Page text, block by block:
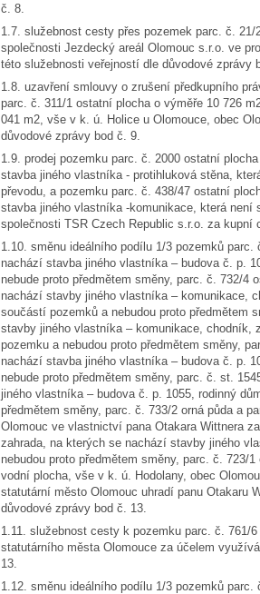
č. 8.
1.7. služebnost cesty přes pozemek parc. č.
společnosti Jezdecký areál Olomouc s.r.o. ve
této služebnosti veřejností dle důvodové zprávy
1.8. uzavření smlouvy o zrušení předkupního
parc. č. 311/1 ostatní plocha o výměře 10 726
041 m2, vše v k. ú. Holice u Olomouce, obec
důvodové zprávy bod č. 9.
1.9. prodej pozemku parc. č. 2000 ostatní
stavba jiného vlastníka - protihluková stěna,
převodu, a pozemku parc. č. 438/47 ostatní
stavba jiného vlastníka -komunikace, která není
společnosti TSR Czech Republic s.r.o. za
1.10. směnu ideálního podílu 1/3 pozemků
nachází stavba jiného vlastníka – budova č. p.
nebude proto předmětem směny, parc. č. 732/
nachází stavby jiného vlastníka – komunikace,
součástí pozemků a nebudou proto předmětem
stavby jiného vlastníka – komunikace, chodník,
pozemku a nebudou proto předmětem směny,
nachází stavba jiného vlastníka – budova č. p.
nebude proto předmětem směny, parc. č. st.
jiného vlastníka – budova č. p. 1055, rodinný
předmětem směny, parc. č. 733/2 orná půda a
Olomouc ve vlastnictví pana Otakara Wittnera
zahrada, na kterých se nachází stavby jiného
nebudou proto předmětem směny, parc. č. 723/
vodní plocha, vše v k. ú. Hodolany, obec
statutární město Olomouc uhradí panu Otakaru
důvodové zprávy bod č. 13.
1.11. služebnost cesty k pozemku parc. č. 761/
statutárního města Olomouce za účelem
13.
1.12. směnu ideálního podílu 1/3 pozemků